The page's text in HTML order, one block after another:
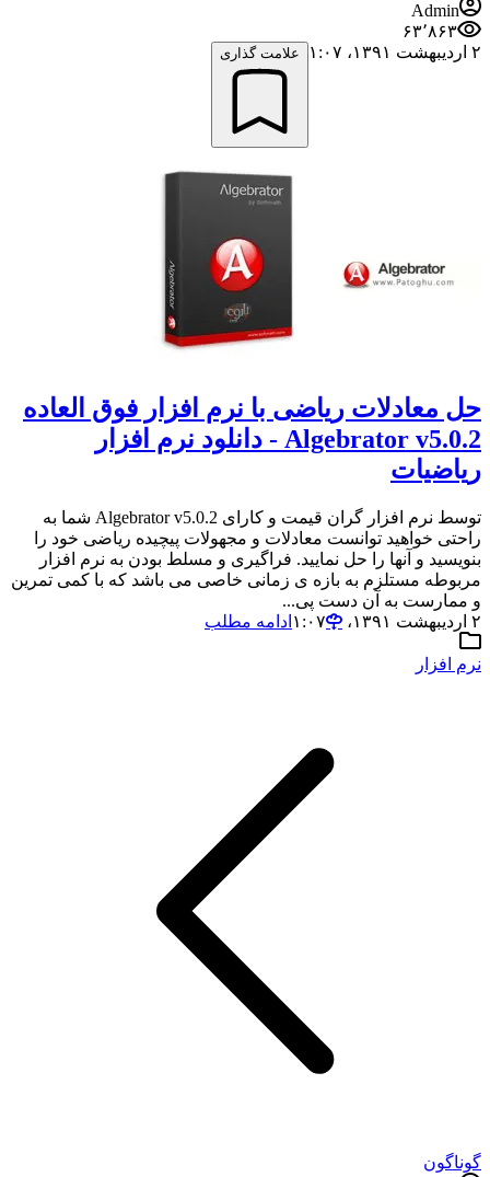
Admin
۶۳٬۸۶۳
۲ اردیبهشت ۱۳۹۱،‏ ۱:۰۷
علامت گذاری
حل معادلات ریاضی با نرم افزار فوق العاده
Algebrator v5.0.2 - دانلود نرم افزار
ریاضیات
توسط نرم افزار گران قیمت و کارای Algebrator v5.0.2 شما به
راحتی خواهید توانست معادلات و مجهولات پیچیده ریاضی خود را
بنویسید و آنها را حل نمایید. فراگیری و مسلط بودن به نرم افزار
مربوطه مستلزم به بازه ی زمانی خاصی می باشد که با کمی تمرین
و ممارست به آن دست پی...
۲ اردیبهشت ۱۳۹۱،‏ ۱:۰۷
ادامه مطلب
نرم افزار
گوناگون